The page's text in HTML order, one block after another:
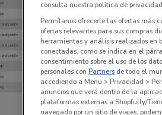
consulta nuestra política de
Permítanos ofrecerle las ofertas más
ofertas relevantes para sus compras
herramientas y análisis realizados en
conectadas, como se indica en el
consentimiento sobre el uso de los
personales con Partners de todo el
accediendo a Menu > Privacidad >
anuncios que verá dentro de la
plataformas externas a Shopfully/
navegado por un sitio de viajes,